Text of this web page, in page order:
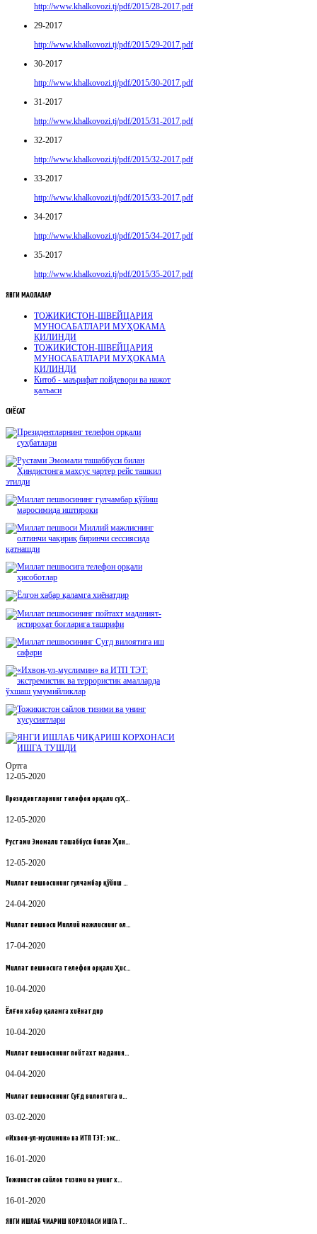
http://www.khalkovozi.tj/pdf/2015/28-2017.pdf
29-2017
http://www.khalkovozi.tj/pdf/2015/29-2017.pdf
30-2017
http://www.khalkovozi.tj/pdf/2015/30-2017.pdf
31-2017
http://www.khalkovozi.tj/pdf/2015/31-2017.pdf
32-2017
http://www.khalkovozi.tj/pdf/2015/32-2017.pdf
33-2017
http://www.khalkovozi.tj/pdf/2015/33-2017.pdf
34-2017
http://www.khalkovozi.tj/pdf/2015/34-2017.pdf
35-2017
http://www.khalkovozi.tj/pdf/2015/35-2017.pdf
ЯНГИ МАҚОЛАЛАР
ТОЖИКИСТОН-ШВЕЙЦАРИЯ
МУНОСАБАТЛАРИ МУҲОКАМА
ҚИЛИНДИ
ТОЖИКИСТОН-ШВЕЙЦАРИЯ
МУНОСАБАТЛАРИ МУҲОКАМА
ҚИЛИНДИ
Китоб - маърифат пойдевори ва нажот
қалъаси
СИЁСАТ
Ортга
12-05-2020
Президентларнинг телефон орқали суҳ…
12-05-2020
Рустами Эмомали ташаббуси билан Ҳин…
12-05-2020
Миллат пешвосининг гулчамбар қўйиш …
24-04-2020
Миллат пешвоси Миллий мажлиснинг ол…
17-04-2020
Миллат пешвосига телефон орқали ҳис…
10-04-2020
Ёлғон хабар қаламга хиёнатдир
10-04-2020
Миллат пешвосининг пойтахт мадания…
04-04-2020
Миллат пешвосининг Суғд вилоятига и…
03-02-2020
«Ихвон-ул-муслимин» ва ИТП ТЭТ: экс…
16-01-2020
Тожикистон сайлов тизими ва унинг х…
16-01-2020
ЯНГИ ИШЛАБ ЧИҚАРИШ КОРХОНАСИ ИШГА Т…